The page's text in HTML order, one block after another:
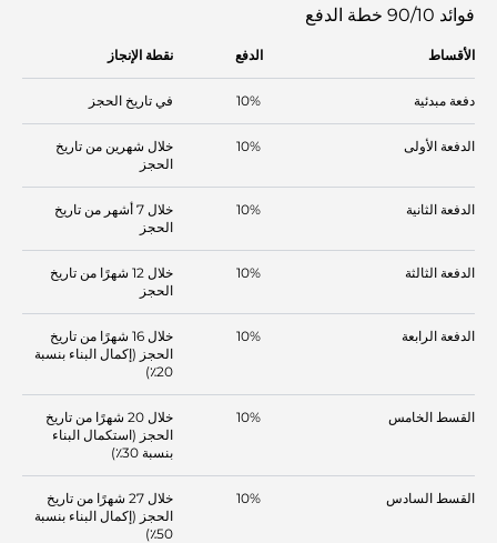
فوائد 90/10 خطة الدفع
الأقساط الدفع نقطة الإنجاز
دفعة مبدئية 10% في تاريخ الحجز
الدفعة الأولى 10%
خلال شهرين من تاريخ
الحجز
الدفعة الثانية 10%
خلال 7 أشهر من تاريخ
الحجز
الدفعة الثالثة 10%
خلال 12 شهرًا من تاريخ
الحجز
الدفعة الرابعة 10%
خلال 16 شهرًا من تاريخ
الحجز (إكمال البناء بنسبة
20٪)
القسط الخامس 10%
خلال 20 شهرًا من تاريخ
الحجز (استكمال البناء
بنسبة 30٪)
القسط السادس 10%
خلال 27 شهرًا من تاريخ
الحجز (إكمال البناء بنسبة
50٪)